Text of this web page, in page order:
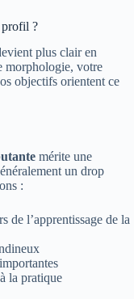
profil ?
plus clair en
morphologie, votre
objectifs orientent ce
mérite une
un drop
:
de l’apprentissage de la
la pratique